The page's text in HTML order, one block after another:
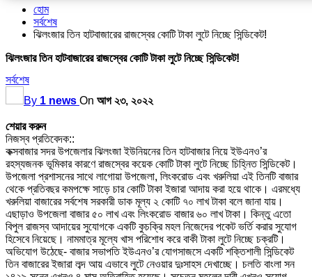
হোম
সর্বশেষ
ঝিলংজার তিন হাটবাজারের রাজস্বের কোটি টাকা লুটে নিচ্ছে সিন্ডিকেট!
ঝিলংজার তিন হাটবাজারের রাজস্বের কোটি টাকা লুটে নিচ্ছে সিন্ডিকেট!
সর্বশেষ
By 1 news On আগ ২৩, ২০২২
শেয়ার করুন
নিজস্ব প্রতিবেদক::
কক্সবাজার সদর উপজেলার ঝিলংজা ইউনিয়নের তিন হাটবাজার নিয়ে ইউএনও’র
রহস্যজনক ভূমিকার কারণে রাজস্বের কয়েক কোটি টাকা লুটে নিচ্ছে চিহ্নিত সিন্ডিকেট।
উপজেলা প্রশাসনের সাথে লাগোয়া উপজেলা, লিংকরোড এবং খরুলিয়া এই তিনটি বাজার
থেকে প্রতিবছর কমপক্ষে সাড়ে চার কোটি টাকা ইজারা আদায় করা হয়ে থাকে। এরমধ্যে
খরুলিয়া বাজারের সর্বশেষ সরকারী ডাক মূল্য ২ কোটি ৭০ লাখ টাকা বলে জানা যায়।
এছাড়াও উপজেলা বাজার ৫০ লাখ এবং লিংকরোড বাজার ৬০ লাখ টাকা। কিন্তু এতো
বিপুল রাজস্ব আদায়ের সুযোগকে একটি কুচক্রি মহল নিজেদের পকেট ভর্তি করার সুযোগ
হিসেবে নিয়েছে। নামমাত্র মূল্যে খাস পরিশোধ করে বাকী টাকা লুটে নিচ্ছে চক্রটি।
অভিযোগ উঠেছে- বাজার সভাপতি ইউএনও’র যোগসাজসে একটি শক্তিশালী সিন্ডিকেট
তিন বাজারের ইজারা লব্দ আয় এভাবে লুটে নেওয়ার দুঃসাহস দেখাচ্ছে। চলতি বাংলা সন